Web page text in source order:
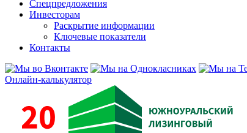
Спецпредложения
Инвесторам
Раскрытие информации
Ключевые показатели
Контакты
Онлайн-калькулятор